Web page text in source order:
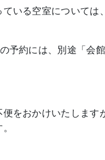
いる空室について
予約には、別途「会
をおかけいたします